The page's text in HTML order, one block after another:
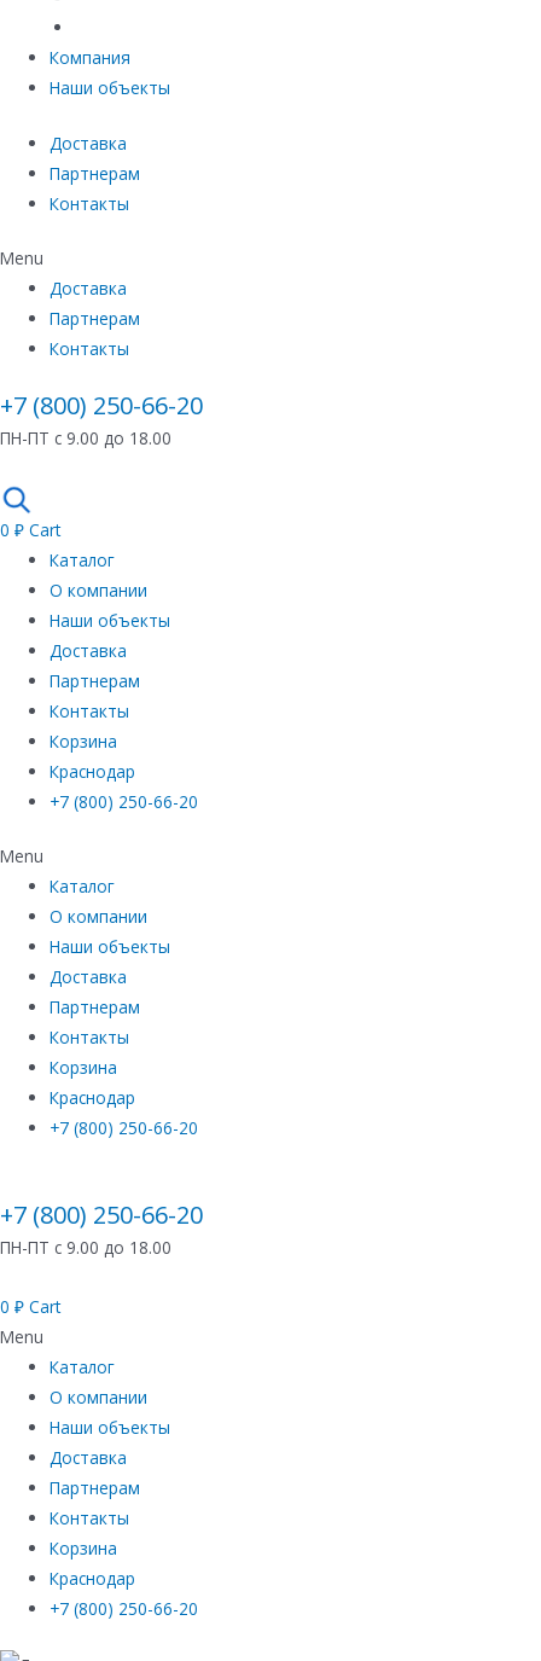
Компания
Наши объекты
Доставка
Партнерам
Контакты
Menu
Доставка
Партнерам
Контакты
+7 (800) 250-66-20
ПН-ПТ с 9.00 до 18.00
0 ₽ Cart
Каталог
О компании
Наши объекты
Доставка
Партнерам
Контакты
Корзина
Краснодар
+7 (800) 250-66-20
Menu
Каталог
О компании
Наши объекты
Доставка
Партнерам
Контакты
Корзина
Краснодар
+7 (800) 250-66-20
+7 (800) 250-66-20
ПН-ПТ с 9.00 до 18.00
0 ₽ Cart
Menu
Каталог
О компании
Наши объекты
Доставка
Партнерам
Контакты
Корзина
Краснодар
+7 (800) 250-66-20